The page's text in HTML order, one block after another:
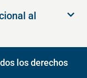
al
los derechos